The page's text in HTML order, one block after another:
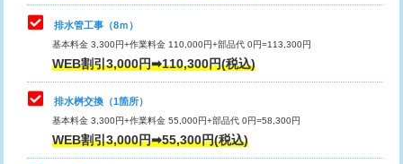
マス交換（深さ50㎝未満）
マス交換（深さ50㎝以上）
コンクリート斫り（厚さ10㎝まで）
コンクリート斫り（厚さ10㎝超え）
その他部品の脱着
交換・取付（タンク）
交換・取付(単水栓（壁付・デッキ
式）)
交換・取付(混合水栓（壁付・デッキ
16,500円+材料費
排水管工事（8ｍ）
基本料金 3,300円+作業料金 110,000円+部品代 0円=113,300円
WEB割引3,000円➡110,300円(税込)
排水桝交換（1箇所）
基本料金 3,300円+作業料金 55,000円+部品代 0円=58,300円
WEB割引3,000円➡55,300円(税込)